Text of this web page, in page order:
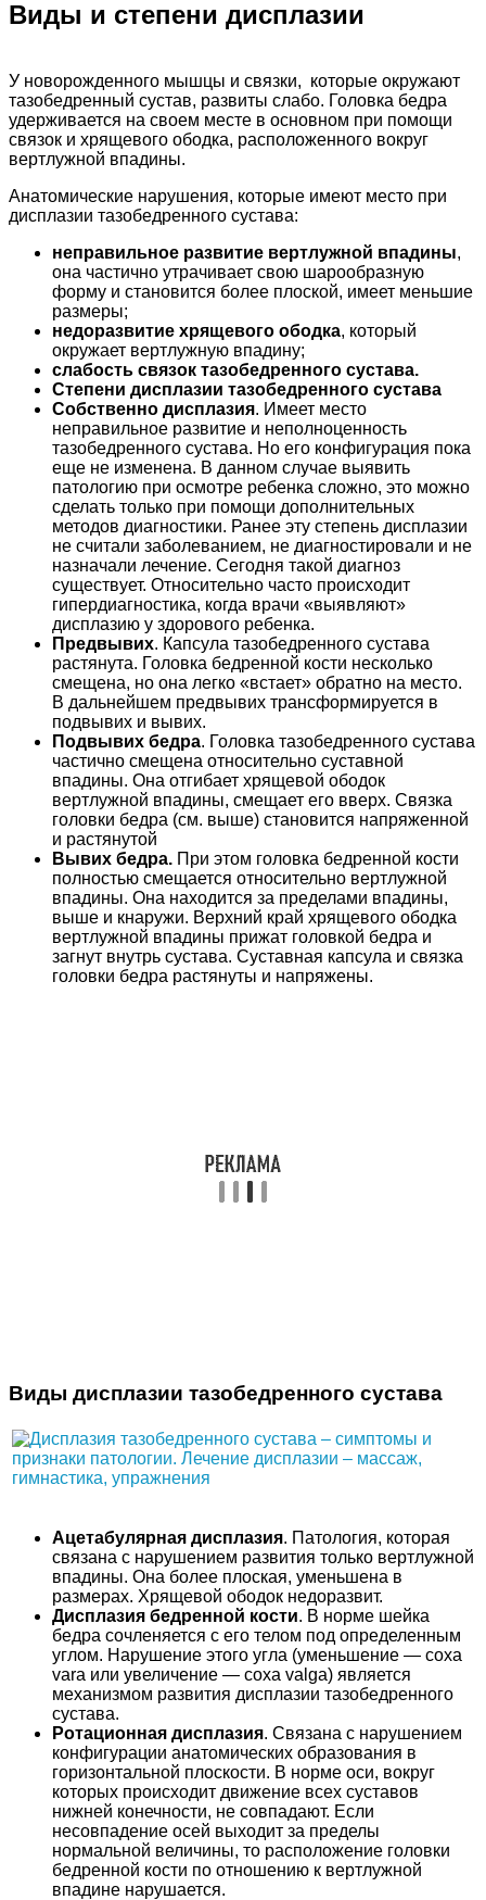
Виды и степени дисплазии
У новорожденного мышцы и связки, которые окружают
тазобедренный сустав, развиты слабо. Головка бедра
удерживается на своем месте в основном при помощи
связок и хрящевого ободка, расположенного вокруг
вертлужной впадины.
Анатомические нарушения, которые имеют место при
дисплазии тазобедренного сустава:
неправильное развитие вертлужной впадины,
она частично утрачивает свою шарообразную
форму и становится более плоской, имеет меньшие
размеры;
недоразвитие хрящевого ободка, который
окружает вертлужную впадину;
слабость связок тазобедренного сустава.
Степени дисплазии тазобедренного сустава
Собственно дисплазия. Имеет место
неправильное развитие и неполноценность
тазобедренного сустава. Но его конфигурация пока
еще не изменена. В данном случае выявить
патологию при осмотре ребенка сложно, это можно
сделать только при помощи дополнительных
методов диагностики. Ранее эту степень дисплазии
не считали заболеванием, не диагностировали и не
назначали лечение. Сегодня такой диагноз
существует. Относительно часто происходит
гипердиагностика, когда врачи «выявляют»
дисплазию у здорового ребенка.
Предвывих. Капсула тазобедренного сустава
растянута. Головка бедренной кости несколько
смещена, но она легко «встает» обратно на место.
В дальнейшем предвывих трансформируется в
подвывих и вывих.
Подвывих бедра. Головка тазобедренного сустава
частично смещена относительно суставной
впадины. Она отгибает хрящевой ободок
вертлужной впадины, смещает его вверх. Связка
головки бедра (см. выше) становится напряженной
и растянутой
Вывих бедра. При этом головка бедренной кости
полностью смещается относительно вертлужной
впадины. Она находится за пределами впадины,
выше и кнаружи. Верхний край хрящевого ободка
вертлужной впадины прижат головкой бедра и
загнут внутрь сустава. Суставная капсула и связка
головки бедра растянуты и напряжены.
Виды дисплазии тазобедренного сустава
Ацетабулярная дисплазия. Патология, которая
связана с нарушением развития только вертлужной
впадины. Она более плоская, уменьшена в
размерах. Хрящевой ободок недоразвит.
Дисплазия бедренной кости. В норме шейка
бедра сочленяется с его телом под определенным
углом. Нарушение этого угла (уменьшение — coxa
vara или увеличение — coxa valga) является
механизмом развития дисплазии тазобедренного
сустава.
Ротационная дисплазия. Связана с нарушением
конфигурации анатомических образования в
горизонтальной плоскости. В норме оси, вокруг
которых происходит движение всех суставов
нижней конечности, не совпадают. Если
несовпадение осей выходит за пределы
нормальной величины, то расположение головки
бедренной кости по отношению к вертлужной
впадине нарушается.